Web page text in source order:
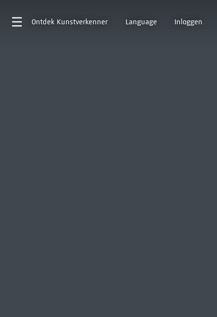
Ontdek Kunstverkenner Language Inloggen